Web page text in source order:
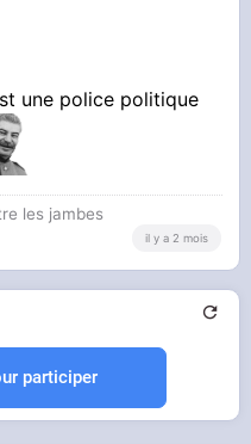
une police politique
les jambes
il y a 2 mois
participer